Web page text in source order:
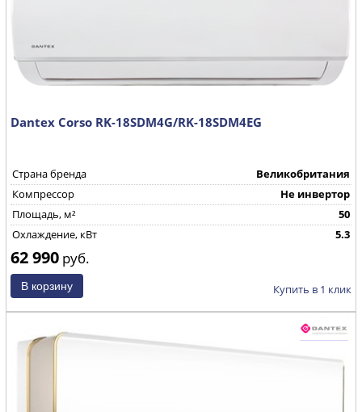
Dantex Corso RK-18SDM4G/RK-18SDM4EG
Страна бренда
Великобритания
Компрессор
Не инвертор
Площадь, м²
50
Охлаждение, кВт
5.3
62 990 руб.
Купить в 1 клик